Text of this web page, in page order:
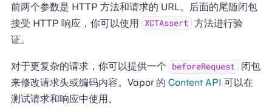
前两个参数是 HTTP 方法和请求的 URL。后面的尾随闭包
接受 HTTP 响应，你可以使用 XCTAssert 方法进行验
证。
对于更复杂的请求，你可以提供一个 beforeRequest
闭包
来修改请求头或编码内容。Vapor 的 Content API 可以在
测试请求和响应中使用。